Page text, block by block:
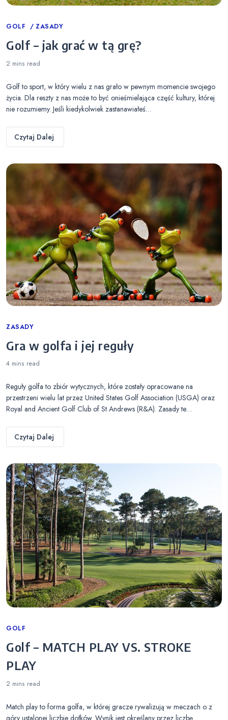
Categories
GOLF ZASADY
Golf – jak grać w tą grę?
2 mins read
Golf to sport, w który wielu z nas grało w pewnym momencie swojego
życia. Dla reszty z nas może to być onieśmielająca część kultury, której
nie rozumiemy. Jeśli kiedykolwiek zastanawiałeś…
Czytaj Dalej
Categories
ZASADY
Gra w golfa i jej reguły
4 mins read
Reguły golfa to zbiór wytycznych, które zostały opracowane na
przestrzeni wielu lat przez United States Golf Association (USGA) oraz
Royal and Ancient Golf Club of St Andrews (R&A). Zasady te…
Czytaj Dalej
Categories
GOLF
Golf – MATCH PLAY VS. STROKE
PLAY
2 mins read
Match play to forma golfa, w której gracze rywalizują w meczach o z
góry ustalonej liczbie dołków. Wynik jest określany przez liczbę